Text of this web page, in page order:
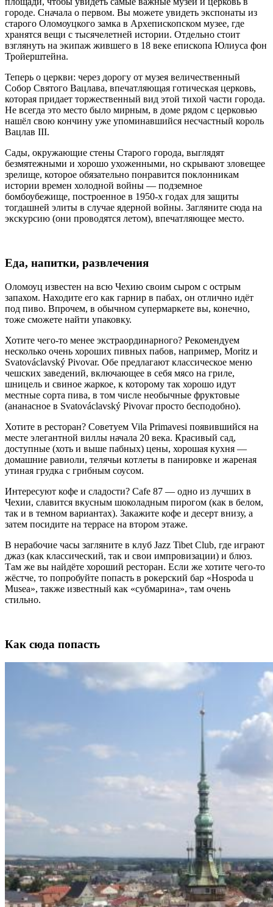
городе. Сначала о первом. Вы можете увидеть экспонаты из
старого Оломоуцкого замка в Архепископском музее, где
хранятся вещи с тысячелетней истории. Отдельно стоит
взглянуть на экипаж жившего в 18 веке епископа Юлиуса фон
Тройерштейна.
Теперь о церкви: через дорогу от музея величественный
Собор Святого Вацлава, впечатляющая готическая церковь,
которая придает торжественный вид этой тихой части города.
Не всегда это место было мирным, в доме рядом с церковью
нашёл свою кончину уже упоминавшийся несчастный король
Вацлав III.
Сады, окружающие стены Старого города, выглядят
безмятежными и хорошо ухоженными, но скрывают зловещее
зрелище, которое обязательно понравится поклонникам
истории времен холодной войны — подземное
бомбоубежище, построенное в 1950-х годах для защиты
тогдашней элиты в случае ядерной войны. Загляните сюда на
экскурсию (они проводятся летом), впечатляющее место.
Еда, напитки, развлечения
Оломоуц известен на всю Чехию своим сыром с острым
запахом. Находите его как гарнир в пабах, он отлично идёт
под пиво. Впрочем, в обычном супермаркете вы, конечно,
тоже сможете найти упаковку.
Хотите чего-то менее экстраординарного? Рекомендуем
несколько очень хороших пивных пабов, например, Moritz и
Svatováclavský Pivovar. Обе предлагают классическое меню
чешских заведений, включающее в себя мясо на гриле,
шницель и свиное жаркое, к которому так хорошо идут
местные сорта пива, в том числе необычные фруктовые
(ананасное в Svatováclavský Pivovar просто бесподобно).
Хотите в ресторан? Советуем Vila Primavesi появившийся на
месте элегантной виллы начала 20 века. Красивый сад,
доступные (хоть и выше пабных) цены, хорошая кухня —
домашние равиоли, телячьи котлеты в панировке и жареная
утиная грудка с грибным соусом.
Интересуют кофе и сладости? Cafe 87 — одно из лучших в
Чехии, славится вкусным шоколадным пирогом (как в белом,
так и в темном вариантах). Закажите кофе и десерт внизу, а
затем посидите на террасе на втором этаже.
В нерабочие часы загляните в клуб Jazz Tibet Club, где играют
джаз (как классический, так и свои импровизации) и блюз.
Там же вы найдёте хороший ресторан. Если же хотите чего-то
жёстче, то попробуйте попасть в рокерский бар «Hospoda u
Musea», также известный как «субмарина», там очень
стильно.
Как сюда попасть